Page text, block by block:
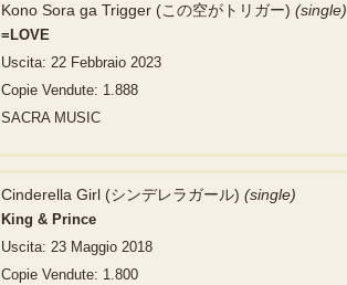
Kono Sora ga Trigger (この空がトリガー) (single)
=LOVE
Uscita: 22 Febbraio 2023
Copie Vendute: 1.888
SACRA MUSIC
Cinderella Girl (シンデレラガール) (single)
King & Prince
Uscita: 23 Maggio 2018
Copie Vendute: 1.800